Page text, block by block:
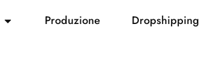
Produzione Dropshipping